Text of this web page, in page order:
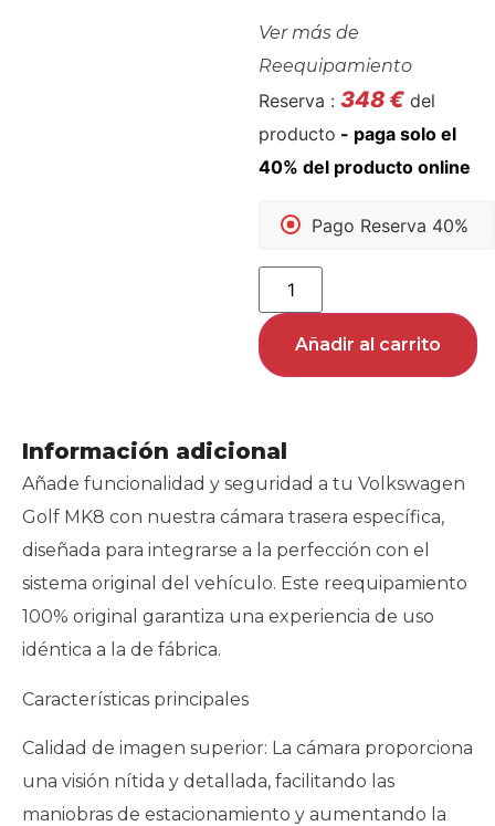
Ver más de
Reequipamiento
Reserva : 348€ del
producto
Pago Reserva 40%
Añadir al carrito
Información adicional
Añade funcionalidad y seguridad a tu Volkswagen
Golf MK8 con nuestra cámara trasera específica,
diseñada para integrarse a la perfección con el
sistema original del vehículo. Este reequipamiento
100% original garantiza una experiencia de uso
idéntica a la de fábrica.
Características principales
Calidad de imagen superior: La cámara proporciona
una visión nítida y detallada, facilitando las
maniobras de estacionamiento y aumentando la